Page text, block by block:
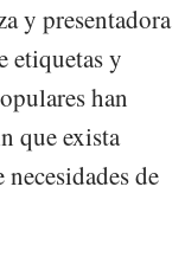
y presentadora
etiquetas y
han
que exista
de